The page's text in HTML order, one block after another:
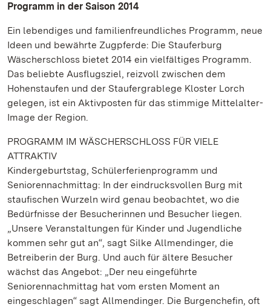
Programm in der Saison 2014
Ein lebendiges und familienfreundliches Programm, neue
Ideen und bewährte Zugpferde: Die Stauferburg
Wäscherschloss bietet 2014 ein vielfältiges Programm.
Das beliebte Ausflugsziel, reizvoll zwischen dem
Hohenstaufen und der Staufergrablege Kloster Lorch
gelegen, ist ein Aktivposten für das stimmige Mittelalter-
Image der Region.
PROGRAMM IM WÄSCHERSCHLOSS FÜR VIELE
ATTRAKTIV
Kindergeburtstag, Schülerferienprogramm und
Seniorennachmittag: In der eindrucksvollen Burg mit
staufischen Wurzeln wird genau beobachtet, wo die
Bedürfnisse der Besucherinnen und Besucher liegen.
„Unsere Veranstaltungen für Kinder und Jugendliche
kommen sehr gut an“, sagt Silke Allmendinger, die
Betreiberin der Burg. Und auch für ältere Besucher
wächst das Angebot: „Der neu eingeführte
Seniorennachmittag hat vom ersten Moment an
eingeschlagen“ sagt Allmendinger. Die Burgenchefin, oft